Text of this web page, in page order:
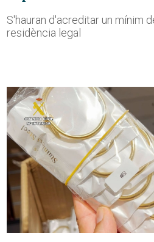
S'hauran d'acreditar un mínim
residència legal